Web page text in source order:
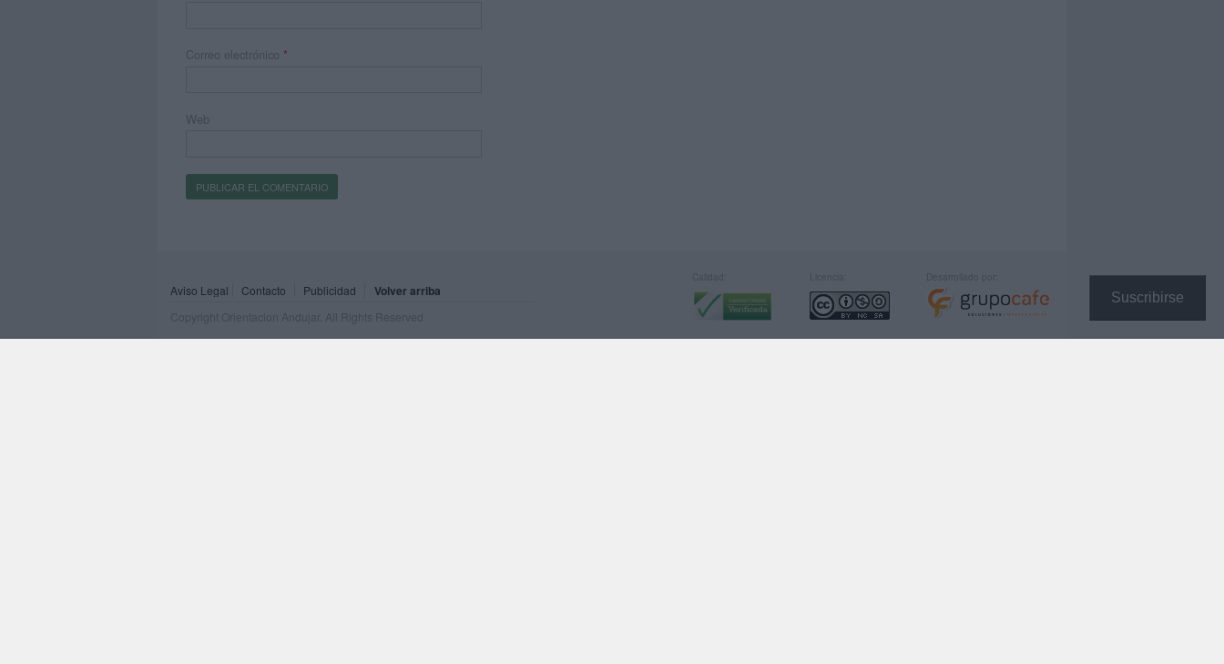
Suscribirse
Correo electrónico *
Web
Aviso Legal Contacto Publicidad Volver arriba